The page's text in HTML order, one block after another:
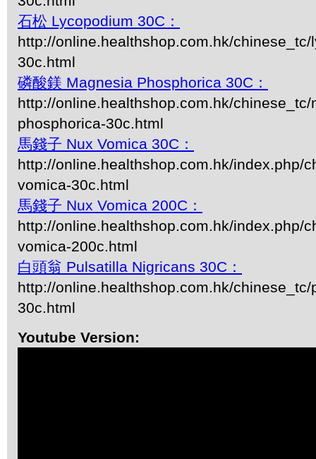
石松 Lycopodium 30C：
http://online.healthshop.com.hk/chinese_tc/
30c.html
磷酸鎂 Magnesia Phosphorica 30C：
http://online.healthshop.com.hk/chinese_tc/
phosphorica-30c.html
馬錢子 Nux Vomica 30C：
http://online.healthshop.com.hk/index.php/
vomica-30c.html
馬錢子 Nux Vomica 200C：
http://online.healthshop.com.hk/index.php/
vomica-200c.html
白頭翁 Pulsatilla Nigricans 30C：
http://online.healthshop.com.hk/
30c.html
Youtube Version: